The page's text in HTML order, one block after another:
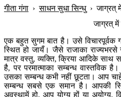
गीता गंगा ›साधन सुधा सिन्धु›जाग्रत्
जाग्रत् में
एक बहुत सुगम बात है। उसे विचारपूर्वक
स्थित हो जायँ। जैसे राजाका राज्यभरसे
मात्र वस्तु, व्यक्ति, क्रिया आदिके साथ
है, पर परमात्माका सम्बन्ध वास्तविक
उसका सम्बन्ध कभी नहीं छूटता। आप
सम्बन्ध सबसे एक समान है। आपकी
अवस्थामें हो, आप योग्य हों या अयोग्य,